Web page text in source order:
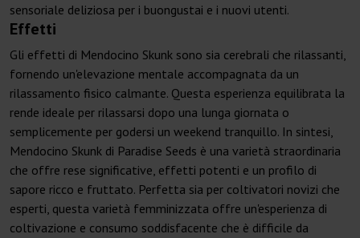
sensoriale deliziosa per i buongustai e i nuovi utenti.
Effetti
Gli effetti di Mendocino Skunk sono sia cerebrali che rilassanti,
fornendo un'elevazione mentale accompagnata da un
rilassamento fisico calmante. Questa esperienza equilibrata la
rende ideale per rilassarsi dopo una lunga giornata o
semplicemente per godersi un weekend tranquillo. In sintesi,
Mendocino Skunk di Paradise Seeds è una varietà straordinaria
che offre rese significative, effetti potenti e un profilo di
sapore ricco e fruttato. Perfetta sia per coltivatori novizi che
esperti, questa varietà femminizzata offre un'esperienza di
coltivazione e consumo soddisfacente che è difficile da